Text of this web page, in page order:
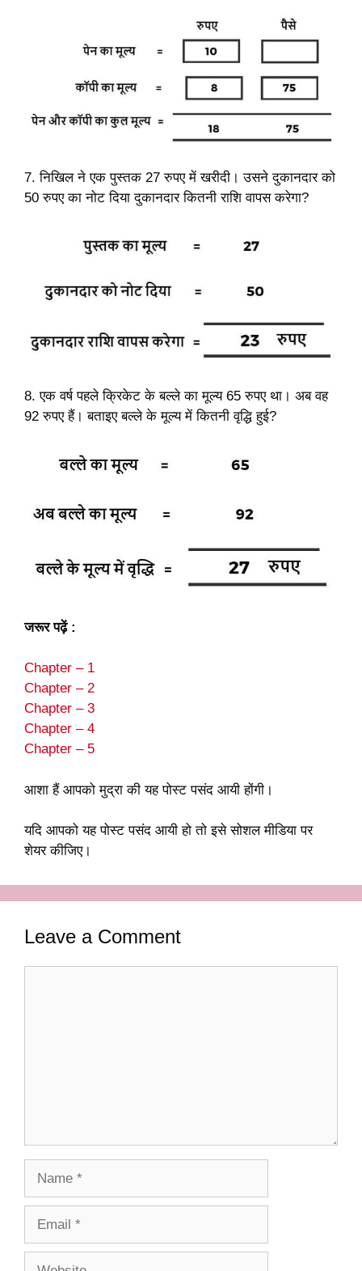
7. निखिल ने एक पुस्तक 27 रुपए में खरीदी। उसने दुकानदार को
50 रुपए का नोट दिया दुकानदार कितनी राशि वापस करेगा?
8. एक वर्ष पहले क्रिकेट के बल्ले का मूल्य 65 रुपए था। अब वह
92 रुपए हैं। बताइए बल्ले के मूल्य में कितनी वृद्धि हुई?
जरूर पढ़ें :
Chapter – 1
Chapter – 2
Chapter – 3
Chapter – 4
Chapter – 5
आशा हैं आपको मुद्रा की यह पोस्ट पसंद आयी होंगी।
यदि आपको यह पोस्ट पसंद आयी हो तो इसे सोशल मीडिया पर
शेयर कीजिए।
Leave a Comment